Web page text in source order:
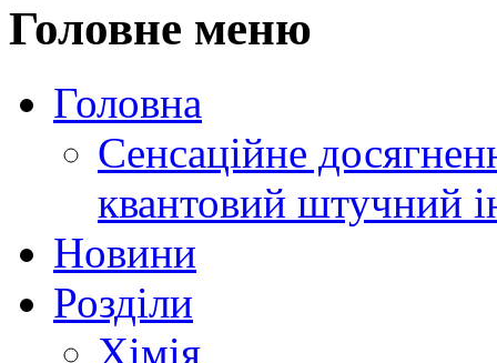
Головне меню
Головна
Сенсаційне
квантовий штучний
Новини
Розділи
Хімія